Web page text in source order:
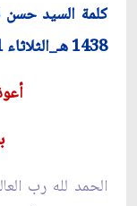
كلمة السيد حسن
1438 هـ_الثلاثاء 11-10-2016
الحمد لله رب